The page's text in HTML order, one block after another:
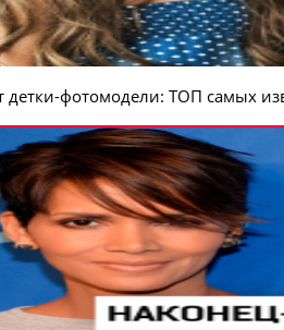
детки-фотомодели: ТОП самых